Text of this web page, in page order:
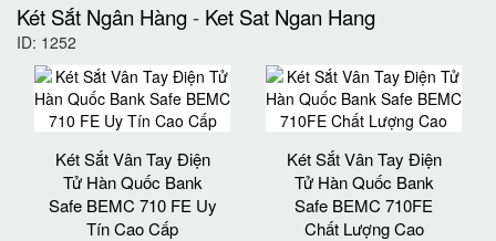
Két Sắt Ngân Hàng- Ket Sat Ngan Hang
ID: 1252
Két Sắt Vân Tay Điện
Tử Hàn Quốc Bank
Safe BEMC 710 FE Uy
Tín Cao Cấp
Két Sắt Vân Tay Điện
Tử Hàn Quốc Bank
Safe BEMC 710FE
Chất Lượng Cao